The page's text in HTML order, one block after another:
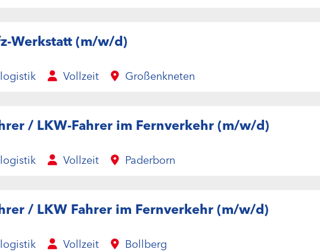
Werkstatt (m/w/d)
Vollzeit Großenkneten
/ LKW-Fahrer im Fernverkehr (m/w/d)
Vollzeit Paderborn
/ LKW Fahrer im Fernverkehr (m/w/d)
Vollzeit Bollberg